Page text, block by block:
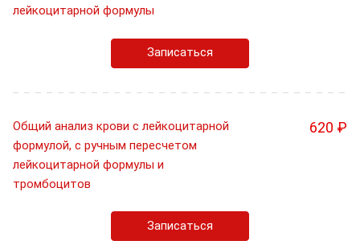
лейкоцитарной формулы
Записаться
Общий анализ крови с лейкоцитарной
формулой, с ручным пересчетом
лейкоцитарной формулы и
тромбоцитов
620 ₽
Записаться